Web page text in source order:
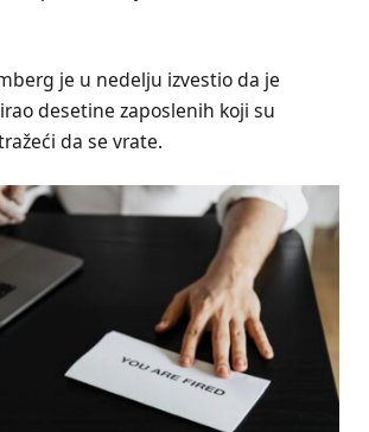
je u nedelju izvestio da je
desetine zaposlenih koji su
da se vrate.